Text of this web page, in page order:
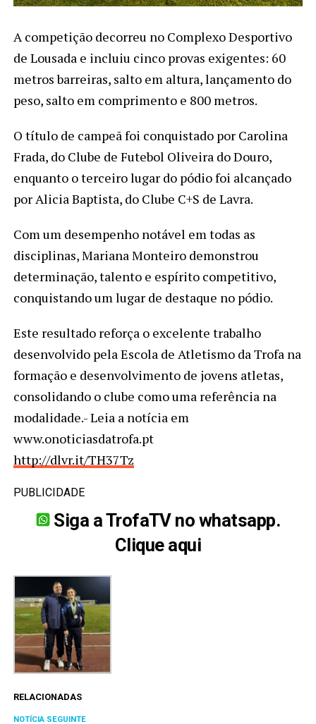
A competição decorreu no Complexo Desportivo
de Lousada e incluiu cinco provas exigentes: 60
metros barreiras, salto em altura, lançamento do
peso, salto em comprimento e 800 metros.
O título de campeã foi conquistado por Carolina
Frada, do Clube de Futebol Oliveira do Douro,
enquanto o terceiro lugar do pódio foi alcançado
por Alicia Baptista, do Clube C+S de Lavra.
Com um desempenho notável em todas as
disciplinas, Mariana Monteiro demonstrou
determinação, talento e espírito competitivo,
conquistando um lugar de destaque no pódio.
Este resultado reforça o excelente trabalho
desenvolvido pela Escola de Atletismo da Trofa na
formação e desenvolvimento de jovens atletas,
consolidando o clube como uma referência na
modalidade.- Leia a notícia em
www.onoticiasdatrofa.pt
http://dlvr.it/TH37Tz
PUBLICIDADE
Siga a TrofaTV no whatsapp.
Clique aqui
RELACIONADAS
NOTÍCIA SEGUINTE